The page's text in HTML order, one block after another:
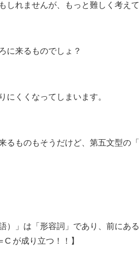
しれませんが、もっと難しく考えて
に来るものでしょ？
にくくなってしまいます。
るものもそうだけど、第五文型の
）」は「形容詞」であり、前にあ
が成り立つ！！】